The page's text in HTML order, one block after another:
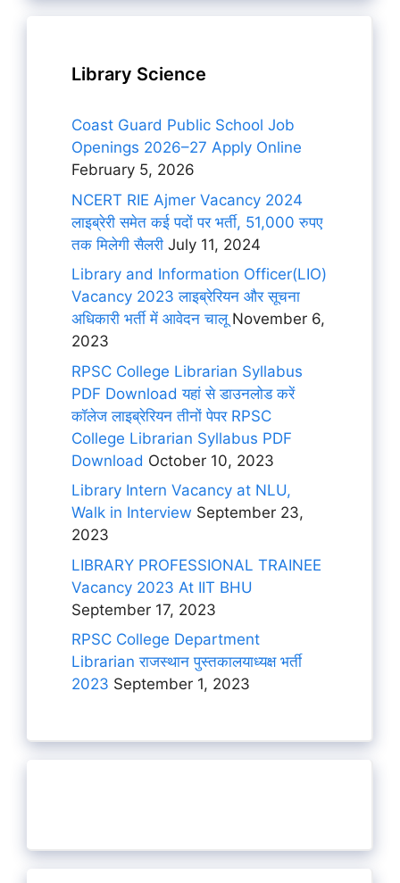
Library Science
Coast Guard Public School Job
Openings 2026–27 Apply Online
February 5, 2026
NCERT RIE Ajmer Vacancy 2024
लाइब्रेरी समेत कई पदों पर भर्ती, 51,000 रुपए
तक मिलेगी सैलरी July 11, 2024
Library and Information Officer(LIO)
Vacancy 2023 लाइब्रेरियन और सूचना
अधिकारी भर्ती में आवेदन चालूNovember 6,
2023
RPSC College Librarian Syllabus
PDF Download यहां से डाउनलोड करें
कॉलेज लाइब्रेरियन तीनों पेपर RPSC
College Librarian Syllabus PDF
Download October 10, 2023
Library Intern Vacancy at NLU,
Walk in Interview September 23,
2023
LIBRARY PROFESSIONAL TRAINEE
Vacancy 2023 At IIT BHU
September 17, 2023
RPSC College Department
Librarian राजस्थान पुस्तकालयाध्यक्ष भर्ती
2023 September 1, 2023